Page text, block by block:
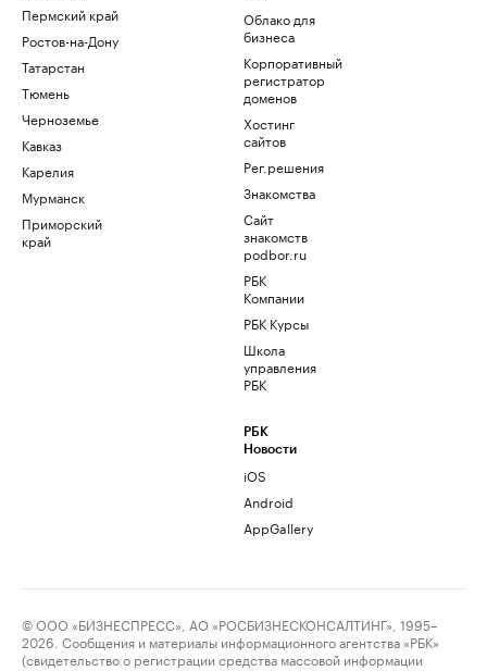
Пермский край
Ростов-на-Дону
Татарстан
Тюмень
Черноземье
Кавказ
Карелия
Мурманск
Приморский
край
Облако для
бизнеса
Корпоративный
регистратор
доменов
Хостинг
сайтов
Рег.решения
Знакомства
Сайт
знакомств
podbor.ru
РБК
Компании
РБК Курсы
Школа
управления
РБК
РБК
Новости
iOS
Android
AppGallery
© ООО «БИЗНЕСПРЕСС», АО «РОСБИЗНЕСКОНСАЛТИНГ», 1995–
2026. Сообщения и материалы информационного агентства «РБК»
(свидетельство о регистрации средства массовой информации